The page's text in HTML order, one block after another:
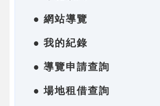
● 網站導覽
● 我的紀錄
● 導覽申請查詢
● 場地租借查詢